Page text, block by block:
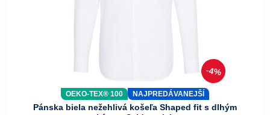
4%
OEKO-TEX® 100 NAJPREDÁVANEJŠÍ
Pánska biela nežehlivá košeľa Shaped fit s dlhým